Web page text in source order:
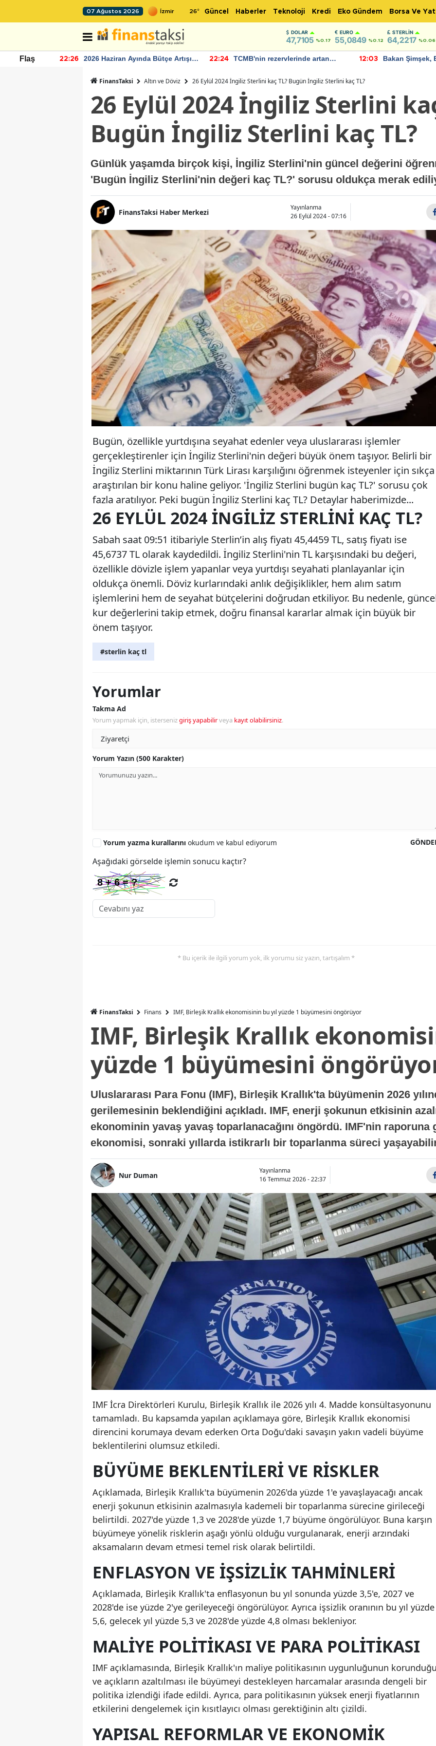
07 Ağustos 2026 26° Güncel Haberler Teknoloji Kredi Eko Gündem Borsa Ve
DOLAR
47,7105 %0.17
EURO
55,0849 %0.12
STERLIN
64,2217 %0.06
Flaş 22:26
2026 Haziran Ayında Bütçe Artışı
22:24
TCMB'nin rezervlerinde artan
12:03
Bakan Şimşek,
FinansTaksi Altın ve Döviz 26 Eylül 2024 İngiliz Sterlini kaç TL? Bugün İngiliz Sterlini kaç TL?
26 Eylül 2024 İngiliz Sterlini
Bugün İngiliz Sterlini kaç TL?
Günlük yaşamda birçok kişi, İngiliz Sterlini'nin güncel değerini
'Bugün İngiliz Sterlini'nin değeri kaç TL?' sorusu oldukça merak
FinansTaksi Haber Merkezi
Yayınlanma
26 Eylül 2024 - 07:16
Bugün, özellikle yurtdışına seyahat edenler veya uluslararası işlemler
gerçekleştirenler için İngiliz Sterlini'nin değeri büyük önem taşıyor. Belirli bir
İngiliz Sterlini miktarının Türk Lirası karşılığını öğrenmek isteyenler için sıkça
araştırılan bir konu haline geliyor. 'İngiliz Sterlini bugün kaç TL?' sorusu çok
fazla aratılıyor. Peki bugün İngiliz Sterlini kaç TL? Detaylar haberimizde...
26 EYLÜL 2024 İNGILIZ STERLINI KAÇ TL?
Sabah saat 09:51 itibariyle Sterlin’in alış fiyatı 45,4459 TL, satış fiyatı ise
45,6737 TL olarak kaydedildi. İngiliz Sterlini'nin TL karşısındaki bu değeri,
özellikle dövizle işlem yapanlar veya yurtdışı seyahati planlayanlar için
oldukça önemli. Döviz kurlarındaki anlık değişiklikler, hem alım satım
işlemlerini hem de seyahat bütçelerini doğrudan etkiliyor. Bu nedenle,
kur değerlerini takip etmek, doğru finansal kararlar almak için büyük bir
önem taşıyor.
#sterlin kaç tl
Yorumlar
Takma Ad
Yorum yapmak için, istersenizgiriş yapabilirveya kayıt olabilirsiniz.
Yorum Yazın (500 Karakter)
Yorum yazma kurallarını okudum ve kabul ediyorum
Aşağıdaki görselde işlemin sonucu kaçtır?
* Bu içerik ile ilgili yorum yok, ilk yorumu siz yazın, tartışalım *
FinansTaksi Finans IMF, Birleşik Krallık ekonomisinin bu yıl yüzde 1 büyümesini öngörüyor
IMF, Birleşik Krallık
yüzde 1 büyümesini
Uluslararası Para Fonu (IMF), Birleşik Krallık'ta büyümenin 2026
gerilemesinin beklendiğini açıkladı. IMF, enerji şokunun etkisinin
ekonominin yavaş yavaş toparlanacağını öngördü. IMF'nin raporuna
ekonomisi, sonraki yıllarda istikrarlı bir toparlanma süreci
Nur Duman
Yayınlanma
16 Temmuz 2026 - 22:37
IMF İcra Direktörleri Kurulu, Birleşik Krallık ile 2026 yılı 4. Madde konsültasyonunu
tamamladı. Bu kapsamda yapılan açıklamaya göre, Birleşik Krallık ekonomisi
direncini korumaya devam ederken Orta Doğu'daki savaşın yakın vadeli büyüme
beklentilerini olumsuz etkiledi.
BÜYÜME BEKLENTILERI VE RISKLER
Açıklamada, Birleşik Krallık'ta büyümenin 2026'da yüzde 1'e yavaşlayacağı ancak
enerji şokunun etkisinin azalmasıyla kademeli bir toparlanma sürecine girileceği
belirtildi. 2027'de yüzde 1,3 ve 2028'de yüzde 1,7 büyüme öngörülüyor. Buna karşın
büyümeye yönelik risklerin aşağı yönlü olduğu vurgulanarak, enerji arzındaki
aksamaların devam etmesi temel risk olarak belirtildi.
ENFLASYON VE İŞSIZLIK TAHMINLERI
Açıklamada, Birleşik Krallık'ta enflasyonun bu yıl sonunda yüzde 3,5'e, 2027 ve
2028'de ise yüzde 2'ye gerileyeceği öngörülüyor. Ayrıca işsizlik oranının bu yıl yüzde
5,6, gelecek yıl yüzde 5,3 ve 2028'de yüzde 4,8 olması bekleniyor.
MALIYE POLITIKASI VE PARA POLITIKASI
IMF açıklamasında, Birleşik Krallık'ın maliye politikasının uygunluğunun
ve açıkların azaltılması ile büyümeyi destekleyen harcamalar arasında dengeli bir
politika izlendiği ifade edildi. Ayrıca, para politikasının yüksek enerji fiyatlarının
etkilerini dengelemek için kısıtlayıcı olması gerektiğinin altı çizildi.
YAPISAL REFORMLAR VE EKONOMIK